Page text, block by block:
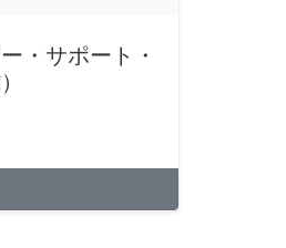
・サポート・